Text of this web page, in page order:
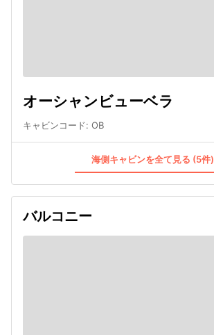
オーシャンビューベラ
キャビンコード: OB
海側キャビンを全て見る (5件)
バルコニー